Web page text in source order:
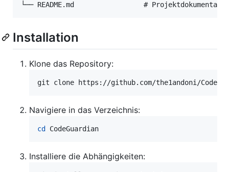
Installation
Klone das Repository:
git clone https://github.com/the1andoni/
Navigiere in das Verzeichnis:
cd CodeGuardian
Installiere die Abhängigkeiten: